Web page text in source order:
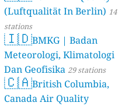
46 stations
(Luftqualität In Berlin) 14
stations
🇮🇩BMKG | Badan
Meteorologi, Klimatologi
Dan Geofisika 29 stations
🇨🇦British Columbia,
Canada Air Quality